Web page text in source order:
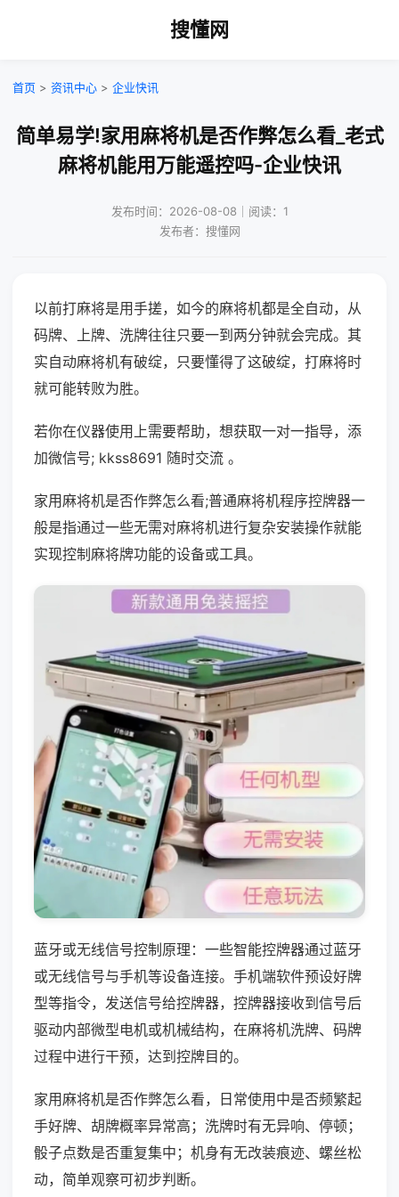
搜懂网
首页 > 资讯中心 > 企业快讯
简单易学!家用麻将机是否作弊怎么看_老式
麻将机能用万能遥控吗-企业快讯
发布时间：2026-08-08｜阅读：1
发布者：搜懂网
以前打麻将是用手搓，如今的麻将机都是全自动，从
码牌、上牌、洗牌往往只要一到两分钟就会完成。其
实自动麻将机有破绽，只要懂得了这破绽，打麻将时
就可能转败为胜。
若你在仪器使用上需要帮助，想获取一对一指导，添
加微信号; kkss8691 随时交流 。
家用麻将机是否作弊怎么看;普通麻将机程序控牌器一
般是指通过一些无需对麻将机进行复杂安装操作就能
实现控制麻将牌功能的设备或工具。
蓝牙或无线信号控制原理：一些智能控牌器通过蓝牙
或无线信号与手机等设备连接。手机端软件预设好牌
型等指令，发送信号给控牌器，控牌器接收到信号后
驱动内部微型电机或机械结构，在麻将机洗牌、码牌
过程中进行干预，达到控牌目的。
家用麻将机是否作弊怎么看，日常使用中是否频繁起
手好牌、胡牌概率异常高；洗牌时有无异响、停顿；
骰子点数是否重复集中；机身有无改装痕迹、螺丝松
动，简单观察可初步判断。